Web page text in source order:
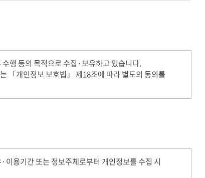
행 등의 목적으로 수집·보유하고 있습니다.
「개인정보 보호법」 제18조에 따라 별도의 동의를
용기간 또는 정보주체로부터 개인정보를 수집 시